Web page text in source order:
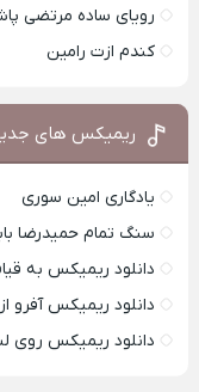
رویای ساده مرتضی
کندم ازت رامین
ریمیکس های
یادگاری امین سوری
سنگ تمام حمیدرضا
دانلود ریمیکس به
دانلود ریمیکس آفرو
دانلود ریمیکس روی